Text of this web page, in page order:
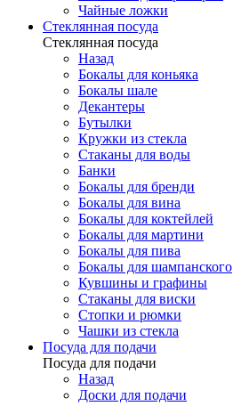
Чайные ложки
Стеклянная посуда
Стеклянная посуда
Назад
Бокалы для коньяка
Бокалы шале
Декантеры
Бутылки
Кружки из стекла
Стаканы для воды
Банки
Бокалы для бренди
Бокалы для вина
Бокалы для коктейлей
Бокалы для мартини
Бокалы для пива
Бокалы для шампанского
Кувшины и графины
Стаканы для виски
Стопки и рюмки
Чашки из стекла
Посуда для подачи
Посуда для подачи
Назад
Доски для подачи